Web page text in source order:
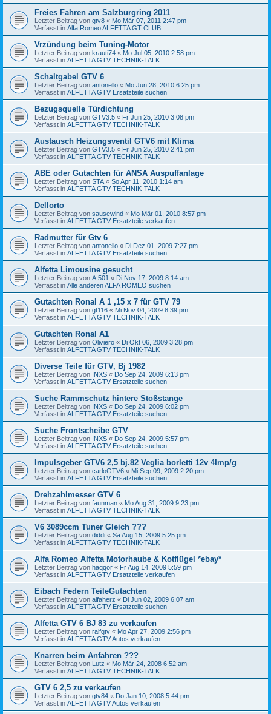
Freies Fahren am Salzburgring 2011
Letzter Beitrag von gtv8 « Mo Mär 07, 2011 2:47 pm
Verfasst in Alfa Romeo ALFETTA GT CLUB
Vrzündung beim Tuning-Motor
Letzter Beitrag von krauti74 « Mo Jul 05, 2010 2:58 pm
Verfasst in ALFETTA GTV TECHNIK-TALK
Schaltgabel GTV 6
Letzter Beitrag von antonello « Mo Jun 28, 2010 6:25 pm
Verfasst in ALFETTA GTV Ersatzteile suchen
Bezugsquelle Türdichtung
Letzter Beitrag von GTV3.5 « Fr Jun 25, 2010 3:08 pm
Verfasst in ALFETTA GTV TECHNIK-TALK
Austausch Heizungsventil GTV6 mit Klima
Letzter Beitrag von GTV3.5 « Fr Jun 25, 2010 2:41 pm
Verfasst in ALFETTA GTV TECHNIK-TALK
ABE oder Gutachten für ANSA Auspuffanlage
Letzter Beitrag von STA « So Apr 11, 2010 1:14 am
Verfasst in ALFETTA GTV TECHNIK-TALK
Dellorto
Letzter Beitrag von sausewind « Mo Mär 01, 2010 8:57 pm
Verfasst in ALFETTA GTV Ersatzteile verkaufen
Radmutter für Gtv 6
Letzter Beitrag von antonello « Di Dez 01, 2009 7:27 pm
Verfasst in ALFETTA GTV Ersatzteile suchen
Alfetta Limousine gesucht
Letzter Beitrag von A.501 « Di Nov 17, 2009 8:14 am
Verfasst in Alle anderen ALFA ROMEO suchen
Gutachten Ronal A 1 ,15 x 7 für GTV 79
Letzter Beitrag von gt116 « Mi Nov 04, 2009 8:39 pm
Verfasst in ALFETTA GTV TECHNIK-TALK
Gutachten Ronal A1
Letzter Beitrag von Oliviero « Di Okt 06, 2009 3:28 pm
Verfasst in ALFETTA GTV TECHNIK-TALK
Diverse Teile für GTV, Bj 1982
Letzter Beitrag von INXS « Do Sep 24, 2009 6:13 pm
Verfasst in ALFETTA GTV Ersatzteile suchen
Suche Rammschutz hintere Stoßstange
Letzter Beitrag von INXS « Do Sep 24, 2009 6:02 pm
Verfasst in ALFETTA GTV Ersatzteile suchen
Suche Frontscheibe GTV
Letzter Beitrag von INXS « Do Sep 24, 2009 5:57 pm
Verfasst in ALFETTA GTV Ersatzteile suchen
Impulsgeber GTV6 2,5 bj.82 Veglia borletti 12v 4Imp/g
Letzter Beitrag von carloGTV6 « Mi Sep 09, 2009 2:20 pm
Verfasst in ALFETTA GTV Ersatzteile suchen
Drehzahlmesser GTV 6
Letzter Beitrag von faunman « Mo Aug 31, 2009 9:23 pm
Verfasst in ALFETTA GTV TECHNIK-TALK
V6 3089ccm Tuner Gleich ???
Letzter Beitrag von diddi « Sa Aug 15, 2009 5:25 pm
Verfasst in ALFETTA GTV TECHNIK-TALK
Alfa Romeo Alfetta Motorhaube & Kotflügel *ebay*
Letzter Beitrag von haqqor « Fr Aug 14, 2009 5:59 pm
Verfasst in ALFETTA GTV Ersatzteile verkaufen
Eibach Federn TeileGutachten
Letzter Beitrag von alfaherz « Di Jun 02, 2009 6:07 am
Verfasst in ALFETTA GTV Ersatzteile suchen
Alfetta GTV 6 BJ 83 zu verkaufen
Letzter Beitrag von ralfgtv « Mo Apr 27, 2009 2:56 pm
Verfasst in ALFETTA GTV Autos verkaufen
Knarren beim Anfahren ???
Letzter Beitrag von Lutz « Mo Mär 24, 2008 6:52 am
Verfasst in ALFETTA GTV TECHNIK-TALK
GTV 6 2,5 zu verkaufen
Letzter Beitrag von gtv84 « Do Jan 10, 2008 5:44 pm
Verfasst in ALFETTA GTV Autos verkaufen